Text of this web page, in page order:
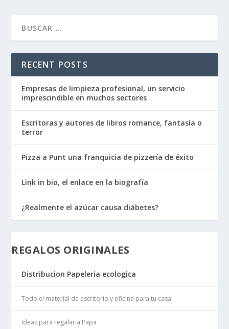
RECENT POSTS
Empresas de limpieza profesional, un servicio
imprescindible en muchos sectores
Escritoras y autores de libros romance, fantasía o
terror
Pizza a Punt una franquicia de pizzería de éxito
Link in bio, el enlace en la biografía
¿Realmente el azúcar causa diábetes?
REGALOS ORIGINALES
Distribucion Papeleria ecologica
Todo el material de escritorio y oficina para tu casa
Ideas para regalar a Papa